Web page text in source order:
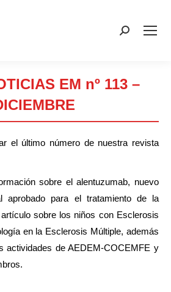
Buscar:
EM nº 113 –
Estás aquí:
el último número de nuestra revista
sobre el alentuzumab, nuevo
aprobado para el tratamiento de la
sobre los niños con Esclerosis
en la Esclerosis Múltiple, además
actividades de AEDEM-COCEMFE y